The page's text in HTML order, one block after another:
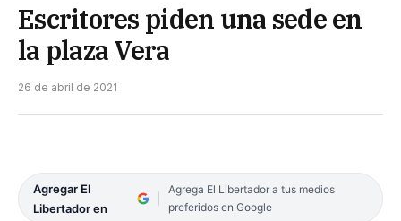
Escritores piden una sede en
la plaza Vera
26 de abril de 2021
Agregar El
Libertador en
Agrega El Libertador a tus medios
preferidos en Google